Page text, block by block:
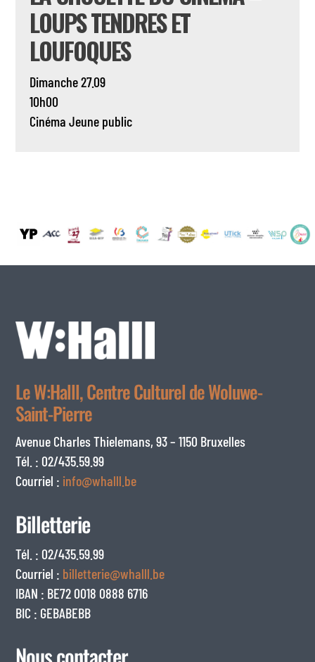
LOUPS TENDRES ET
LOUFOQUES
Dimanche 27.09
10h00
Cinéma Jeune public
Le W:Halll, Centre Culturel de Woluwe-
Saint-Pierre
Avenue Charles Thielemans, 93 – 1150 Bruxelles
Tél. : 02/435.59.99
Courriel : info@whalll.be
Billetterie
Tél. : 02/435.59.99
Courriel : billetterie@whalll.be
IBAN : BE72 0018 0888 6716
BIC : GEBABEBB